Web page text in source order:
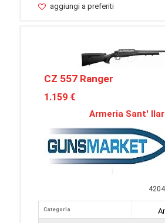
aggiungi a preferiti
CZ 557 Ranger
1.159 €
Armeria Sant'
Categoria